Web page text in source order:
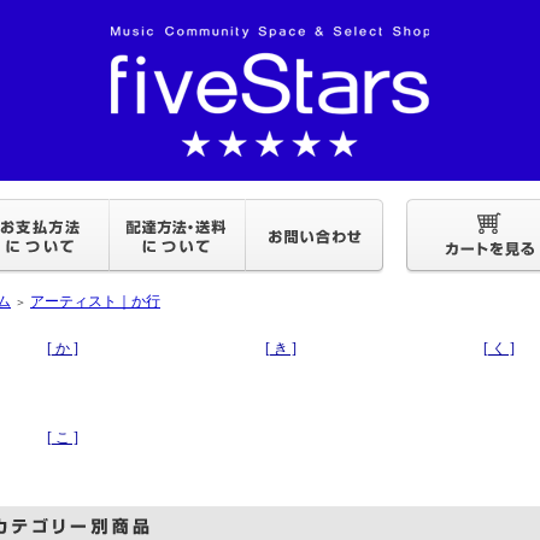
＞ アーティスト｜か行
[ か ] [ き ] [ く ]
[ こ ]